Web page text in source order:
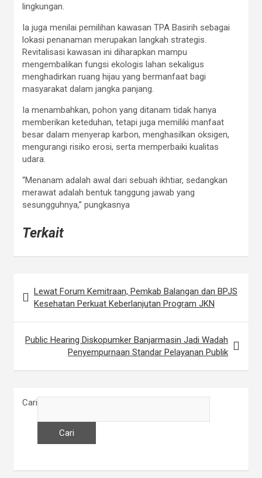
lingkungan.
Ia juga menilai pemilihan kawasan TPA Basirih sebagai
lokasi penanaman merupakan langkah strategis.
Revitalisasi kawasan ini diharapkan mampu
mengembalikan fungsi ekologis lahan sekaligus
menghadirkan ruang hijau yang bermanfaat bagi
masyarakat dalam jangka panjang.
Ia menambahkan, pohon yang ditanam tidak hanya
memberikan keteduhan, tetapi juga memiliki manfaat
besar dalam menyerap karbon, menghasilkan oksigen,
mengurangi risiko erosi, serta memperbaiki kualitas
udara.
“Menanam adalah awal dari sebuah ikhtiar, sedangkan
merawat adalah bentuk tanggung jawab yang
sesungguhnya,” pungkasnya
Terkait
N
g
Lewat Forum Kemitraan, Pemkab Balangan dan BPJS
Kesehatan Perkuat Keberlanjutan Program JKN
Public Hearing Diskopumker Banjarmasin Jadi Wadah
Penyempurnaan Standar Pelayanan Publik
Cari
Cari